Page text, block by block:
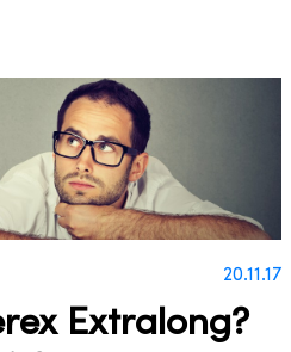
20.11.17
Extralong?